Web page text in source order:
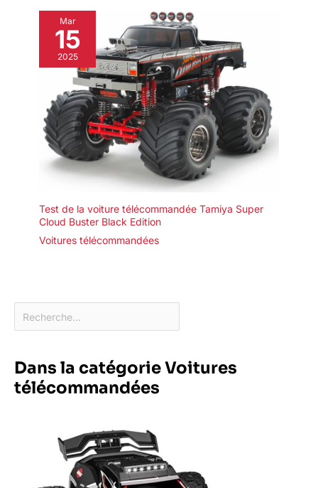
Mar
15
2025
Test de la voiture télécommandée Tamiya Super
Cloud Buster Black Edition
Voitures télécommandées
Dans la catégorie Voitures
télécommandées